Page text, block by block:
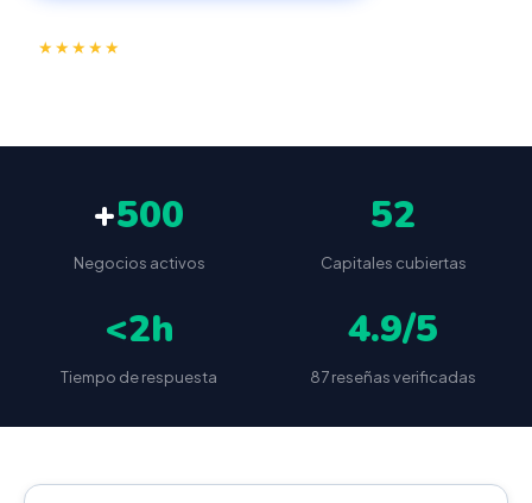
★★★★★
+500
Negocios activos
52
Capitales cubiertas
<2h
Tiempo de respuesta
4.9/5
87 reseñas verificadas